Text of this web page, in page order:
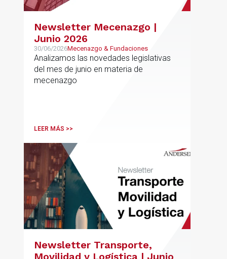
Newsletter Mecenazgo |
Junio 2026
30/06/2026Mecenazgo & Fundaciones
Analizamos las novedades legislativas
del mes de junio en materia de
mecenazgo
LEER MÁS >>
Newsletter Transporte,